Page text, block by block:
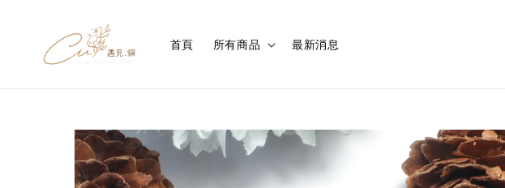
首頁 所有商品 最新消息